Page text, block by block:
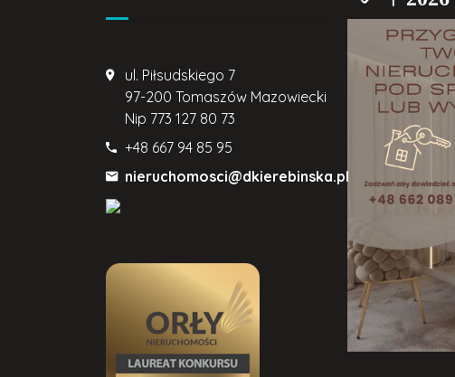
ul. Piłsudskiego 7
97-200 Tomaszów Mazowiecki
Nip 773 127 80 73
+48 667 94 85 95
nieruchomosci@dkierebinska.pl